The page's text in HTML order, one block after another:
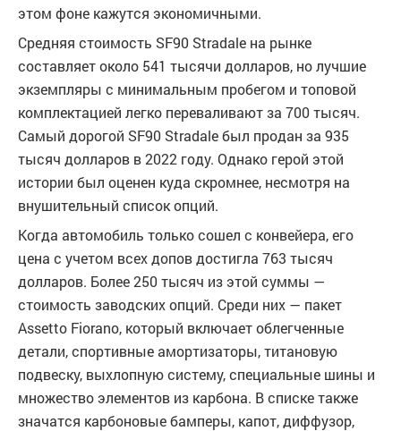
этом фоне кажутся экономичными.
Средняя стоимость SF90 Stradale на рынке
составляет около 541 тысячи долларов, но лучшие
экземпляры с минимальным пробегом и топовой
комплектацией легко переваливают за 700 тысяч.
Самый дорогой SF90 Stradale был продан за 935
тысяч долларов в 2022 году. Однако герой этой
истории был оценен куда скромнее, несмотря на
внушительный список опций.
Когда автомобиль только сошел с конвейера, его
цена с учетом всех допов достигла 763 тысяч
долларов. Более 250 тысяч из этой суммы —
стоимость заводских опций. Среди них — пакет
Assetto Fiorano, который включает облегченные
детали, спортивные амортизаторы, титановую
подвеску, выхлопную систему, специальные шины и
множество элементов из карбона. В списке также
значатся карбоновые бамперы, капот, диффузор,